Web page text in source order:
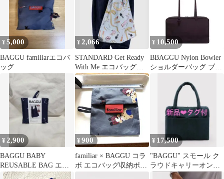
¥5,000
BAGGU familiarエコバ
ッグ
¥2,066
STANDARD Get Ready
With Me エコバッグ
(BAGGU)
¥ 10,500
BBAGGU Nylon Bowler
ショルダーバッグ ブラ
¥ 2,900
BAGGU BABY
REUSABLE BAG エコ
バッグ 星座柄
¥900
familiar × BAGGU コラ
ボ エコバッグ収納ポー
¥ 17,500
"BAGGU" スモール ク
ラウドキャリーオン
オーシャン ディープ